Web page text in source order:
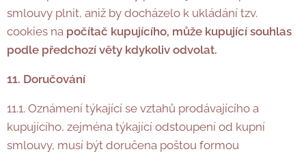
smlouvy plnit, aniž by docházelo k ukládání tzv.
cookies na počítač kupujícího, může kupující souhlas
podle předchozí věty kdykoliv odvolat.
11. Doručování
11.1. Oznámení týkající se vztahů prodávajícího a
kupujícího, zejména týkající odstoupení od kupní
smlouvy, musí být doručena poštou formou